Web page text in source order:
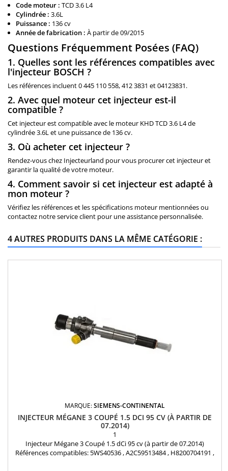
Code moteur : TCD 3.6 L4
Cylindrée : 3.6L
Puissance : 136 cv
Année de fabrication : À partir de 09/2015
Questions Fréquemment Posées (FAQ)
1. Quelles sont les références compatibles avec
l'injecteur BOSCH ?
Les références incluent 0 445 110 558, 412 3831 et 04123831.
2. Avec quel moteur cet injecteur est-il
compatible ?
Cet injecteur est compatible avec le moteur KHD TCD 3.6 L4 de
cylindrée 3.6L et une puissance de 136 cv.
3. Où acheter cet injecteur ?
Rendez-vous chez Injecteurland pour vous procurer cet injecteur et
garantir la qualité de votre moteur.
4. Comment savoir si cet injecteur est adapté à
mon moteur ?
Vérifiez les références et les spécifications moteur mentionnées ou
contactez notre service client pour une assistance personnalisée.
4 AUTRES PRODUITS DANS LA MÊME CATÉGORIE :
MARQUE:SIEMENS-CONTINENTAL
INJECTEUR MÉGANE 3 COUPÉ 1.5 DCI 95 CV (À PARTIR DE
07.2014)
1
Injecteur Mégane 3 Coupé 1.5 dCi 95 cv (à partir de 07.2014)
Références compatibles: 5WS40536 , A2C59513484 , H8200704191 ,